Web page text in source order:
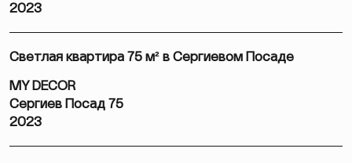
2023
Светлая квартира 75 м² в Сергиевом Посаде
MY DECOR
Сергиев Посад 75
2023